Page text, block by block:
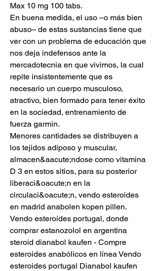
Max 10 mg 100 tabs.
En buena medida, el uso –o más bien
abuso– de estas sustancias tiene que
ver con un problema de educación que
nos deja indefensos ante la
mercadotecnia en que vivimos, la cual
repite insistentemente que es
necesario un cuerpo musculoso,
atractivo, bien formado para tener éxito
en la sociedad, entrenamiento de
fuerza garmin.
Menores cantidades se distribuyen a
los tejidos adiposo y muscular,
almacen&aacute;ndose como vitamina
D 3 en estos sitios, para su posterior
liberaci&oacute;n en la
circulaci&oacute;n, vendo esteroides
en madrid anabolen kopen pillen.
Vendo esteroides portugal, donde
comprar estanozolol en argentina
steroid dianabol kaufen - Compre
esteroides anabólicos en línea Vendo
esteroides portugal Dianabol kaufen